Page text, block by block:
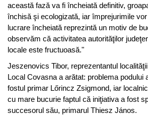
această fază va fi încheiată definitiv,
închisă şi ecologizată, iar împrejurimile
lucrare încheiată reprezintă un motiv de
observăm că activitatea autorităţilor
locale este fructuoasă."
Jeszenovics Tibor, reprezentantul
Local Covasna a arătat: problema podului
fostul primar Lőrincz Zsigmond, iar
cu mare bucurie faptul că iniţiativa a fost
succesorul său, primarul Thiesz János.